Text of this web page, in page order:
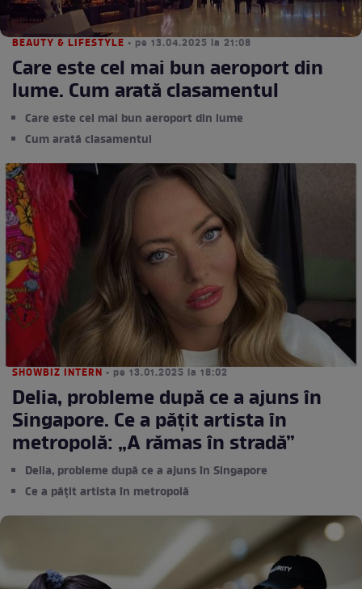
BEAUTY & LIFESTYLE • pe 13.04.2025 la 21:08
Care este cel mai bun aeroport din
lume. Cum arată clasamentul
Care este cel mai bun aeroport din lume
Cum arată clasamentul
SHOWBIZ INTERN • pe 13.01.2025 la 18:02
Delia, probleme după ce a ajuns în
Singapore. Ce a pățit artista în
metropolă: „A rămas în stradă”
Delia, probleme după ce a ajuns în Singapore
Ce a pățit artista în metropolă